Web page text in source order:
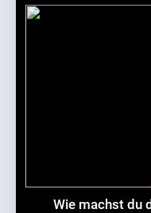
Wie machst du